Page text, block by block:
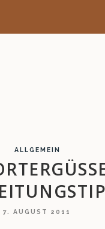
ALLGEMEIN
7. AUGUST 2011